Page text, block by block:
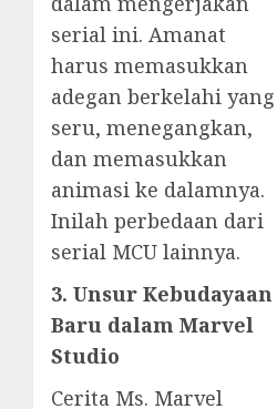
serial ini. Amanat
harus memasukkan
adegan berkelahi yang
seru, menegangkan,
dan memasukkan
animasi ke dalamnya.
Inilah perbedaan dari
serial MCU lainnya.
3. Unsur Kebudayaan
Baru dalam Marvel
Studio
Cerita Ms. Marvel